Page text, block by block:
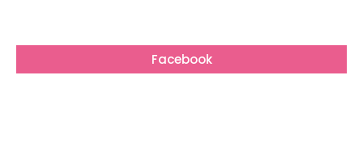
Facebook